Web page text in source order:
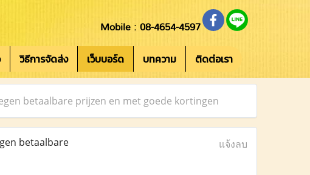
Mobile : 08-4654-4597
วิธีการจัดส่ง เว็บบอร์ด บทความ ติดต่อเรา
betaalbare prijzen en met goede kortingen
betaalbare
แจ้งลบ